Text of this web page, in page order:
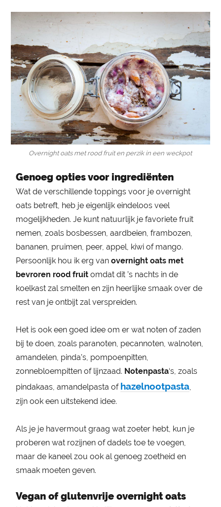
Overnight oats met rood fruit en perzik in een weckpot
Genoeg opties voor ingrediënten
Wat de verschillende toppings voor je overnight
oats betreft, heb je eigenlijk eindeloos veel
mogelijkheden. Je kunt natuurlijk je favoriete fruit
nemen, zoals bosbessen, aardbeien, frambozen,
bananen, pruimen, peer, appel, kiwi of mango.
Persoonlijk hou ik erg vanovernight oats met
bevroren rood fruit omdat dit ’s nachts in de
koelkast zal smelten en zijn heerlijke smaak over de
rest van je ontbijt zal verspreiden.
Het is ook een goed idee om er wat noten of zaden
bij te doen, zoals paranoten, pecannoten, walnoten,
amandelen, pinda’s, pompoenpitten,
zonnebloempitten of lijnzaad. Notenpasta‘s, zoals
pindakaas, amandelpasta of hazelnootpasta
zijn ook een uitstekend idee.
Als je je havermout graag wat zoeter hebt, kun je
proberen wat rozijnen of dadels toe te voegen,
maar de kaneel zou ook al genoeg zoetheid en
smaak moeten geven.
Vegan of glutenvrije overnight oats